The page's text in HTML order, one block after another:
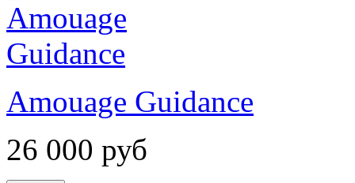
Amouage Guidance
26 000 руб